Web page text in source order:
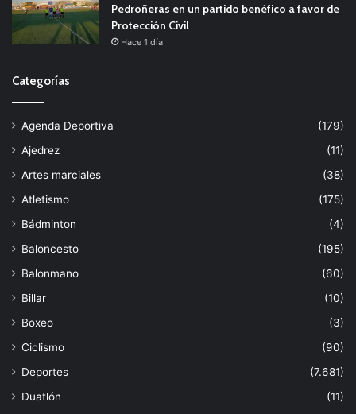
Pedroñeras en un partido benéfico a favor de
Protección Civil
Hace 1 día
Categorías
Agenda Deportiva
(179)
Ajedrez
(11)
Artes marciales
(38)
Atletismo
(175)
Bádminton
(4)
Baloncesto
(195)
Balonmano
(60)
Billar
(10)
Boxeo
(3)
Ciclismo
(90)
Deportes
(7.681)
Duatlón
(11)